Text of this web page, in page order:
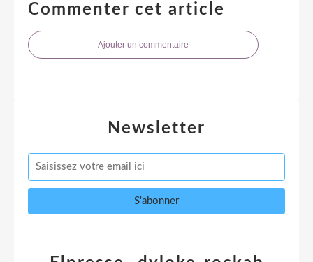
Commenter cet article
Ajouter un commentaire
Newsletter